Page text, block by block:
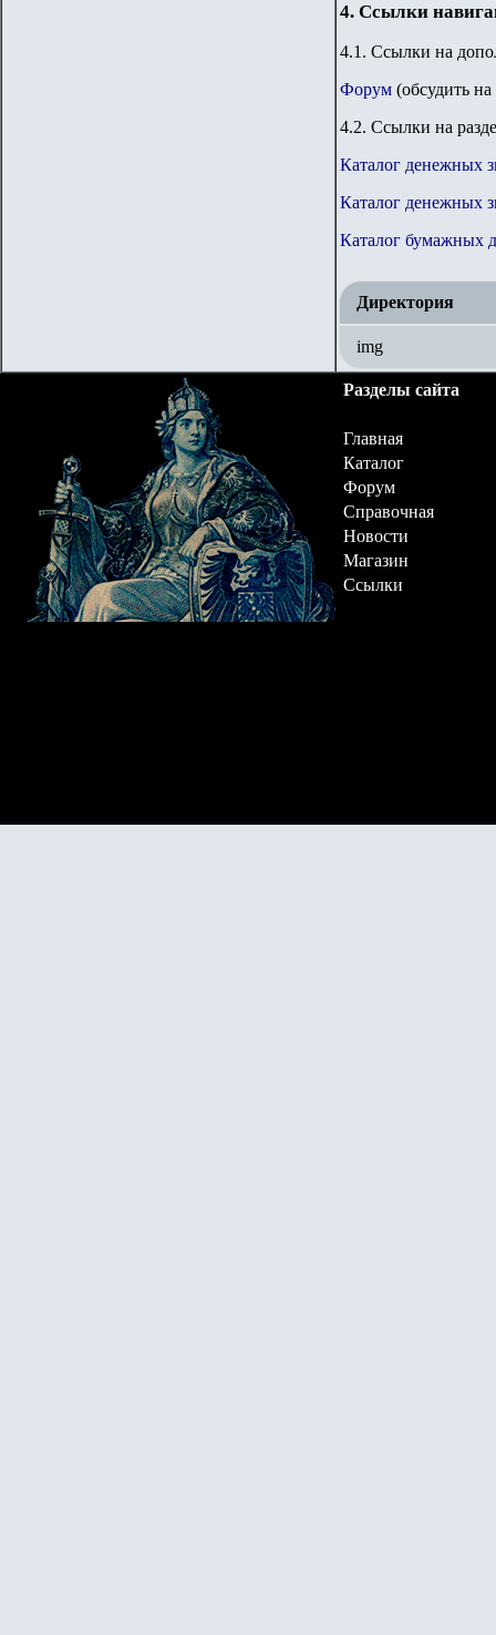
4. Ссылки
4.1. Ссылки на
Форум (обсудить
4.2. Ссылки на
Каталог денежных
Каталог денежных
Каталог бумажных
Директория
img
Разделы сайта
Главная
Каталог
Форум
Справочная
Новости
Магазин
Ссылки